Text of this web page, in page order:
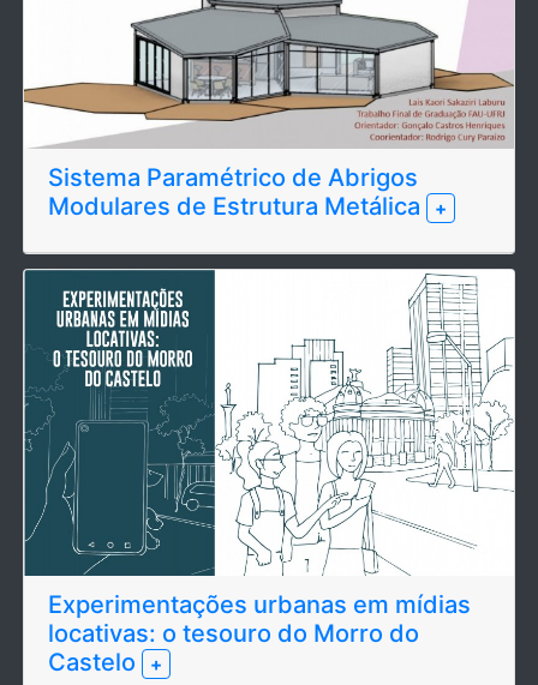
Sistema Paramétrico de Abrigos
Modulares de Estrutura Metálica
+
Experimentações urbanas em mídias
locativas: o tesouro do Morro do
Castelo
+